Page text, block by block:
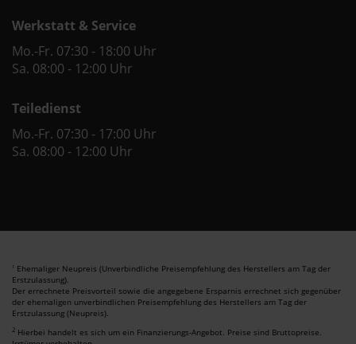
Werkstatt & Service
Mo.-Fr. 07:30 - 18:00 Uhr
Sa. 08:00 - 12:00 Uhr
Teiledienst
Mo.-Fr. 07:30 - 17:00 Uhr
Sa. 08:00 - 12:00 Uhr
1 Ehemaliger Neupreis (Unverbindliche Preisempfehlung des Herstellers am Tag der
Erstzulassung).
Der errechnete Preisvorteil sowie die angegebene Ersparnis errechnet sich gegenüber
der ehemaligen unverbindlichen Preisempfehlung des Herstellers am Tag der
Erstzulassung (Neupreis).
2 Hierbei handelt es sich um ein Finanzierungs-Angebot. Preise sind Bruttopreise.